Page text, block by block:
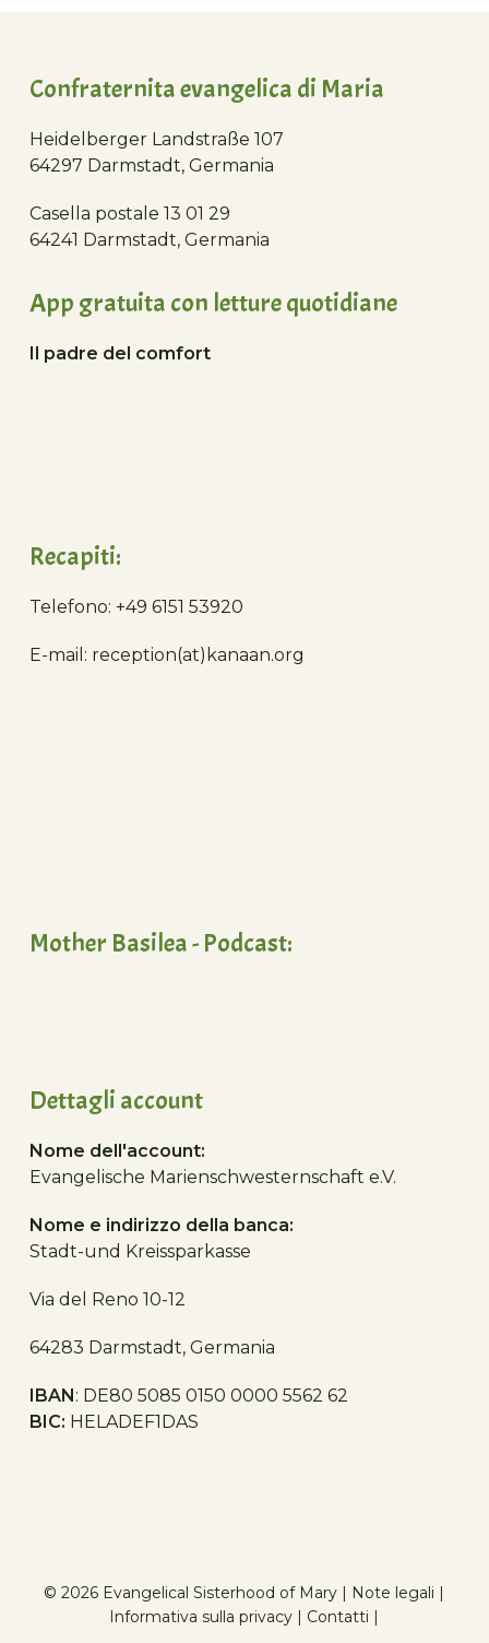
Confraternita evangelica di Maria
Heidelberger Landstraße 107
64297 Darmstadt, Germania
Casella postale 13 01 29
64241 Darmstadt, Germania
App gratuita con letture quotidiane
Il padre del comfort
Recapiti:
Telefono: +49 6151 53920
E-mail: reception(at)kanaan.org
Mother Basilea - Podcast:
Dettagli account
Nome dell'account:
Evangelische Marienschwesternschaft e.V.
Nome e indirizzo della banca:
Stadt-und Kreissparkasse
Via del Reno 10-12
64283 Darmstadt, Germania
IBAN : DE80 5085 0150 0000 5562 62
BIC: HELADEF1DAS
© 2026 Evangelical Sisterhood of Mary | Note legali
Informativa sulla privacy
Contatti |